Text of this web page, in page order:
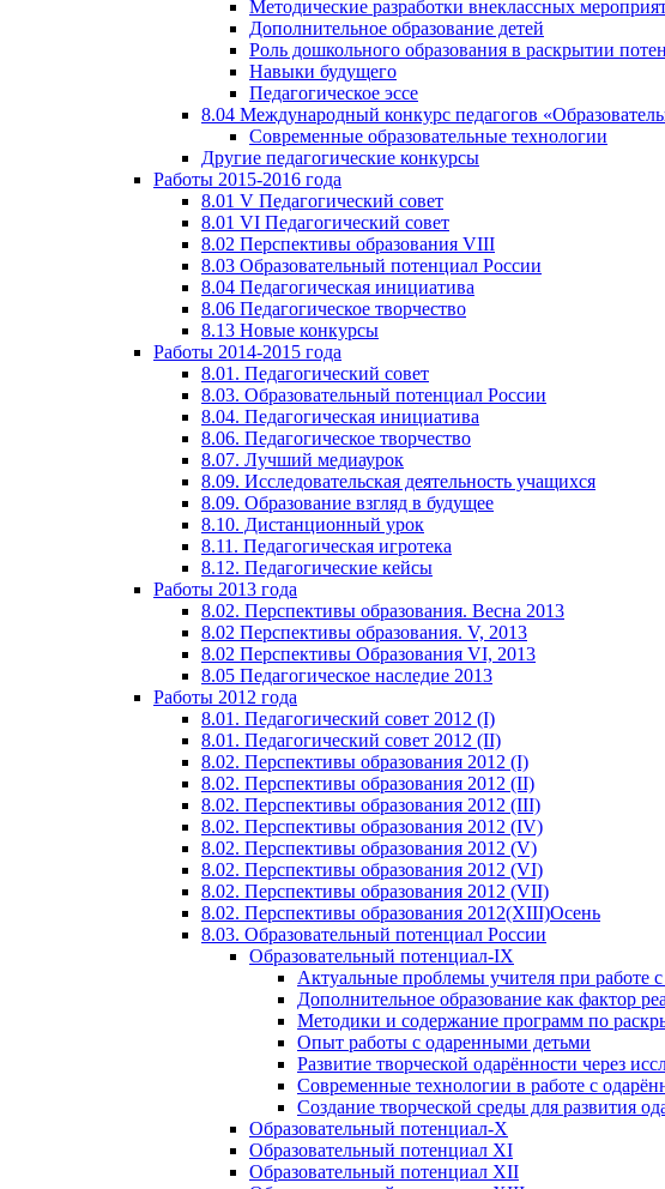
Методические разработки внеклассных
Дополнительное образование детей
Роль дошкольного образования в раскрытии
Навыки будущего
Педагогическое эссе
8.04 Международный конкурс педагогов
Современные образовательные технологии
Другие педагогические конкурсы
Работы 2015-2016 года
8.01 V Педагогический совет
8.01 VI Педагогический совет
8.02 Перспективы образования VIII
8.03 Образовательный потенциал России
8.04 Педагогическая инициатива
8.06 Педагогическое творчество
8.13 Новые конкурсы
Работы 2014-2015 года
8.01. Педагогический совет
8.03. Образовательный потенциал России
8.04. Педагогическая инициатива
8.06. Педагогическое творчество
8.07. Лучший медиаурок
8.09. Исследовательская деятельность учащихся
8.09. Образование взгляд в будущее
8.10. Дистанционный урок
8.11. Педагогическая игротека
8.12. Педагогические кейсы
Работы 2013 года
8.02. Перспективы образования. Весна 2013
8.02 Перспективы образования. V, 2013
8.02 Перспективы Образования VI, 2013
8.05 Педагогическое наследие 2013
Работы 2012 года
8.01. Педагогический совет 2012 (I)
8.01. Педагогический совет 2012 (II)
8.02. Перспективы образования 2012 (I)
8.02. Перспективы образования 2012 (II)
8.02. Перспективы образования 2012 (III)
8.02. Перспективы образования 2012 (IV)
8.02. Перспективы образования 2012 (V)
8.02. Перспективы образования 2012 (VI)
8.02. Перспективы образования 2012 (VII)
8.02. Перспективы образования 2012(XIII)Осень
8.03. Образовательный потенциал России
Образовательный потенциал-IX
Актуальные проблемы учителя при работе
Дополнительное образование как фактор
Методики и содержание программ по
Опыт работы с одаренными детьми
Развитие творческой одарённости через
Современные технологии в работе с
Создание творческой среды для развития
Образовательный потенциал-X
Образовательный потенциал XI
Образовательный потенциал XII